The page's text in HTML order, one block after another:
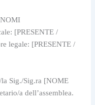
[PRESENTE /
legale: [PRESENTE /
Sig./Sig.ra [NOME
a dell’assemblea.